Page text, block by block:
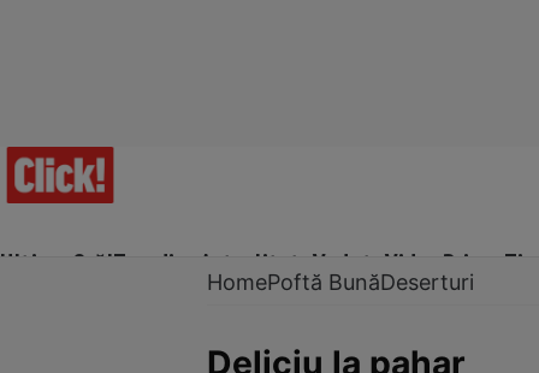
Ultima Oră!Trending Actualitate Vedete Video Prime Time
HomePoftă BunăDeserturi
Deliciu la pahar